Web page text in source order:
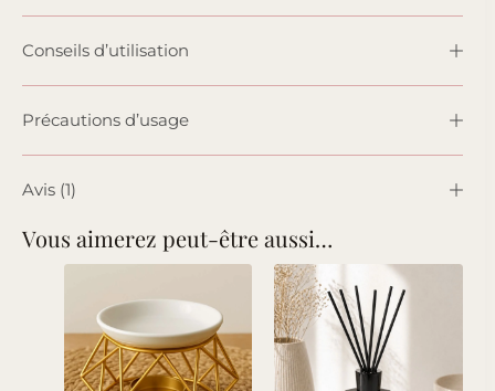
Conseils d’utilisation
Précautions d’usage
Avis (1)
Vous aimerez peut-être aussi…